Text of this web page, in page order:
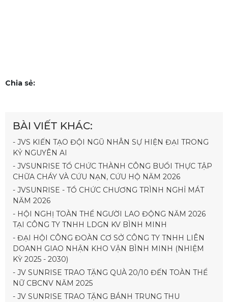
Chia sẻ:
BÀI VIẾT KHÁC:
- JVS KIẾN TẠO ĐỘI NGŨ NHÂN SỰ HIỆN ĐẠI TRONG
KỶ NGUYÊN AI
- JVSUNRISE TỔ CHỨC THÀNH CÔNG BUỔI THỰC TẬP
CHỮA CHÁY VÀ CỨU NẠN, CỨU HỘ NĂM 2026
- JVSUNRISE - TỔ CHỨC CHƯƠNG TRÌNH NGHỈ MÁT
NĂM 2026
- HỘI NGHỊ TOÀN THỂ NGƯỜI LAO ĐỘNG NĂM 2026
TẠI CÔNG TY TNHH LDGN KV BÌNH MINH
- ĐẠI HỘI CÔNG ĐOÀN CƠ SỞ CÔNG TY TNHH LIÊN
DOANH GIAO NHẬN KHO VẬN BÌNH MINH (NHIỆM
KỲ 2025 - 2030)
- JV SUNRISE TRAO TẶNG QUÀ 20/10 ĐẾN TOÀN THỂ
NỮ CBCNV NĂM 2025
- JV SUNRISE TRAO TẶNG BÁNH TRUNG THU